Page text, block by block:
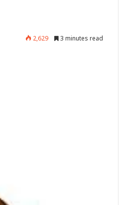
2,629 3 minutes read